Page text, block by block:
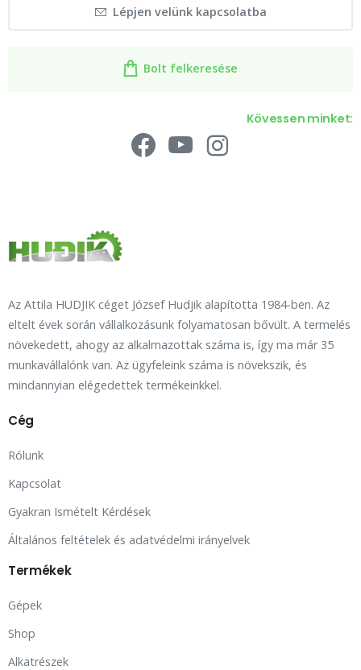
Lépjen velünk kapcsolatba
Bolt felkeresése
Kövessen minket:
Az Attila HUDJIK céget József Hudjik alapította 1984-ben. Az
eltelt évek során vállalkozásunk folyamatosan bővült. A termelés
növekedett, ahogy az alkalmazottak száma is, így ma már 35
munkavállalónk van. Az ügyfeleink száma is növekszik, és
mindannyian elégedettek termékeinkkel.
Cég
Rólunk
Kapcsolat
Gyakran Ismételt Kérdések
Általános feltételek és adatvédelmi irányelvek
Termékek
Gépek
Shop
Alkatrészek